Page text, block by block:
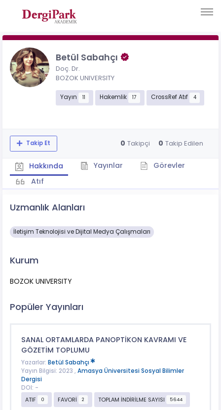
Betül Sabahçı
Doç. Dr.
BOZOK UNIVERSITY
Yayın 11 Hakemlik 17 CrossRef Atıf 4
Takip Et 0 Takipçi 0 Takip Edilen
Hakkında Yayınlar
Görevler
Atıf
Uzmanlık Alanları
İletişim Teknolojisi ve Dijital Medya Çalışmaları
Kurum
BOZOK UNIVERSITY
Popüler Yayınları
SANAL ORTAMLARDA PANOPTİKON KAVRAMI VE
GÖZETİM TOPLUMU
Yazarlar: Betül Sabahçı
Yayın Bilgisi: 2023 , Amasya Üniversitesi Sosyal Bilimler
Dergisi
DOI: -
ATIF
0 FAVORİ 2 TOPLAM İNDİRİLME SAYISI 5644